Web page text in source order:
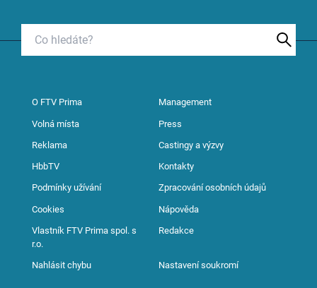
O FTV Prima Management
Volná místa Press
Reklama Castingy a výzvy
HbbTV Kontakty
Podmínky užívání Zpracování osobních údajů
Cookies Nápověda
Vlastník FTV Prima spol. s
r.o.
Redakce
Nahlásit chybu Nastavení soukromí